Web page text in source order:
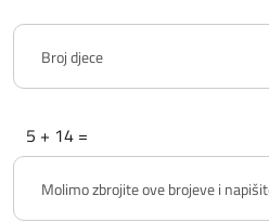
5 + 14 =